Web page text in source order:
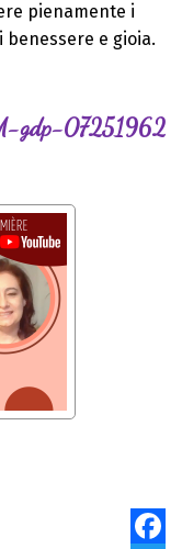
pienamente i
e gioia.
gdp-07251962